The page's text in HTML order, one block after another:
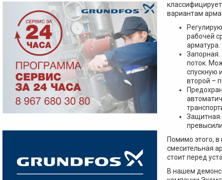
вариантам
рабочей
арматура.
Запорная.
поток.
спускную
второй –
Помимо этого,
смесительная
стоит перед
В нашем